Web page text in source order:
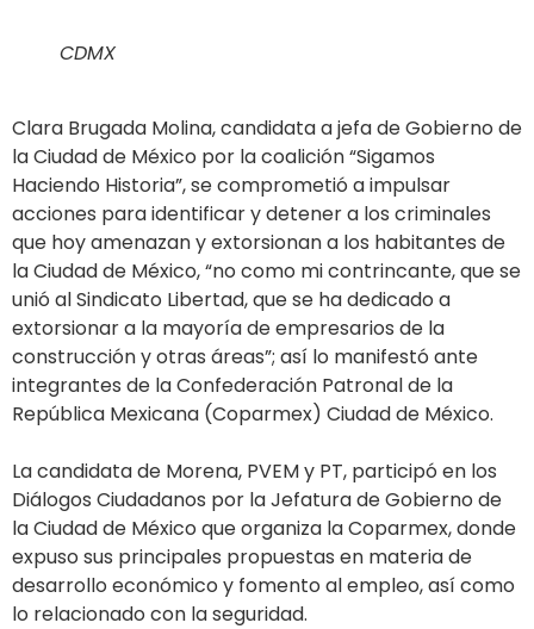
CDMX
Clara Brugada Molina, candidata a jefa de Gobierno de
la Ciudad de México por la coalición “Sigamos
Haciendo Historia”, se comprometió a impulsar
acciones para identificar y detener a los criminales
que hoy amenazan y extorsionan a los habitantes de
la Ciudad de México, “no como mi contrincante, que se
unió al Sindicato Libertad, que se ha dedicado a
extorsionar a la mayoría de empresarios de la
construcción y otras áreas”; así lo manifestó ante
integrantes de la Confederación Patronal de la
República Mexicana (Coparmex) Ciudad de México.
La candidata de Morena, PVEM y PT, participó en los
Diálogos Ciudadanos por la Jefatura de Gobierno de
la Ciudad de México que organiza la Coparmex, donde
expuso sus principales propuestas en materia de
desarrollo económico y fomento al empleo, así como
lo relacionado con la seguridad.